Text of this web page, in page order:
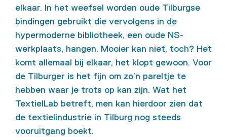
elkaar. In het weefsel worden oude Tilburgse
bindingen gebruikt die vervolgens in de
hypermoderne bibliotheek, een oude NS-
werkplaats, hangen. Mooier kan niet, toch? Het
komt allemaal bij elkaar, het klopt gewoon. Voor
de Tilburger is het fijn om zo’n pareltje te
hebben waar je trots op kan zijn. Wat het
TextielLab betreft, men kan hierdoor zien dat
de textielindustrie in Tilburg nog steeds
vooruitgang boekt.